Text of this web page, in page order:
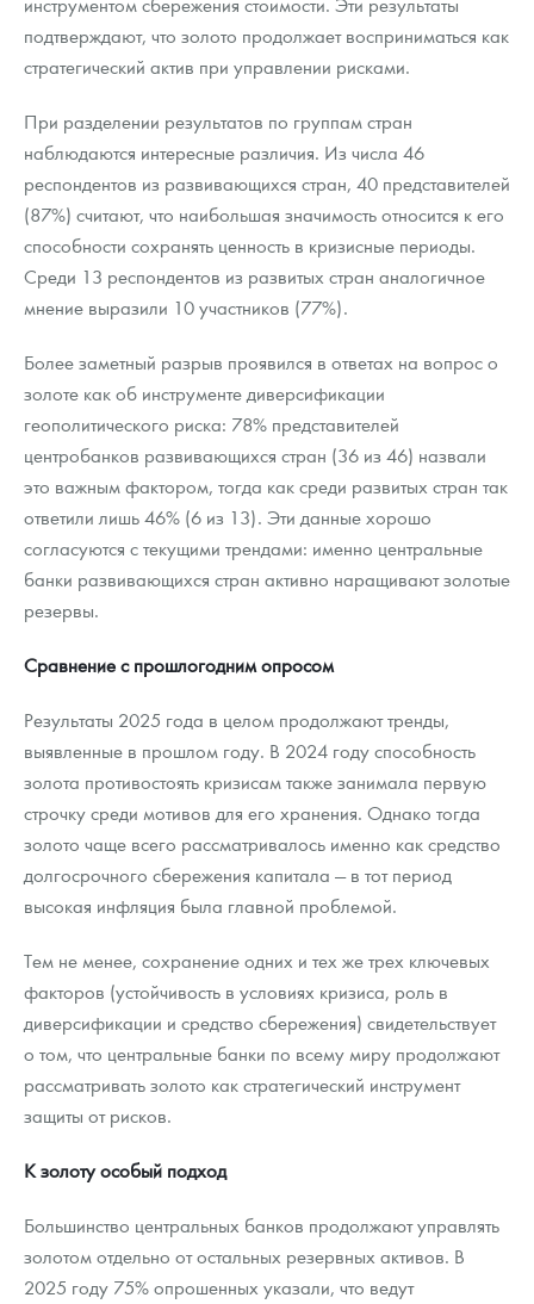
подтверждают, что золото продолжает восприниматься как
стратегический актив при управлении рисками.
При разделении результатов по группам стран
наблюдаются интересные различия. Из числа 46
респондентов из развивающихся стран, 40 представителей
(87%) считают, что наибольшая значимость относится к его
способности сохранять ценность в кризисные периоды.
Среди 13 респондентов из развитых стран аналогичное
мнение выразили 10 участников (77%).
Более заметный разрыв проявился в ответах на вопрос о
золоте как об инструменте диверсификации
геополитического риска: 78% представителей
центробанков развивающихся стран (36 из 46) назвали
это важным фактором, тогда как среди развитых стран так
ответили лишь 46% (6 из 13). Эти данные хорошо
согласуются с текущими трендами: именно центральные
банки развивающихся стран активно наращивают золотые
резервы.
Сравнение с прошлогодним опросом
Результаты 2025 года в целом продолжают тренды,
выявленные в прошлом году. В 2024 году способность
золота противостоять кризисам также занимала первую
строчку среди мотивов для его хранения. Однако тогда
золото чаще всего рассматривалось именно как средство
долгосрочного сбережения капитала — в тот период
высокая инфляция была главной проблемой.
Тем не менее, сохранение одних и тех же трех ключевых
факторов (устойчивость в условиях кризиса, роль в
диверсификации и средство сбережения) свидетельствует
о том, что центральные банки по всему миру продолжают
рассматривать золото как стратегический инструмент
защиты от рисков.
К золоту особый подход
Большинство центральных банков продолжают управлять
золотом отдельно от остальных резервных активов. В
2025 году 75% опрошенных указали, что ведут